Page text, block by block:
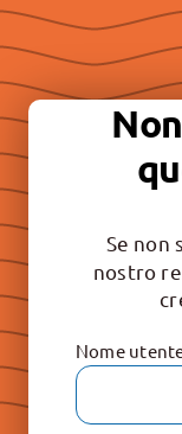
Se non
nostro
Nome
libertà